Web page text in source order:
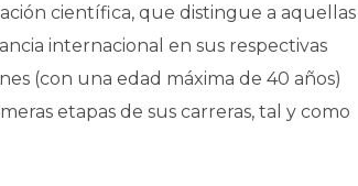
científica, que distingue a aquellas
internacional en sus respectivas
(con una edad máxima de 40 años)
etapas de sus carreras, tal y como